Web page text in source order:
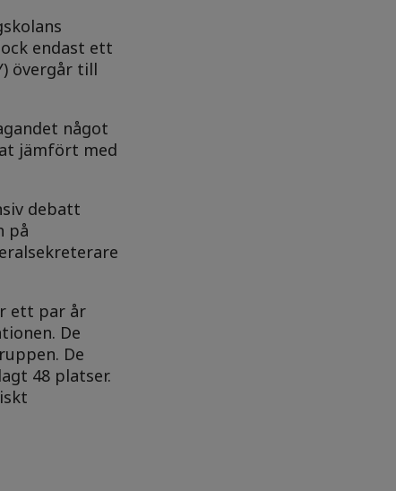
endast ett
övergår till
något
jämfört med
debatt
på
ett par år
De
De
48 platser.